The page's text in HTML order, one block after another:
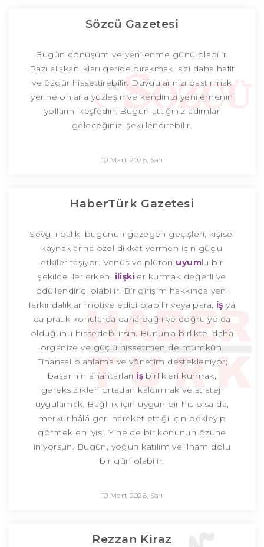
Sözcü Gazetesi
Bugün dönüşüm ve yenilenme günü olabilir.
Bazı alışkanlıkları geride bırakmak, sizi daha hafif
ve özgür hissettirebilir. Duygularınızı bastırmak
yerine onlarla yüzleşin ve kendinizi yenilemenin
yollarını keşfedin. Bugün attığınız adımlar
geleceğinizi şekillendirebilir.
10 Mart 2026, Salı
HaberTürk Gazetesi
Sevgili balık, bugünün gezegen geçişleri, kişisel
kaynaklarına özel dikkat vermen için güçlü
etkiler taşıyor. Venüs ve plüton uyumlu bir
şekilde ilerlerken, ilişkiler kurmak değerli ve
ödüllendirici olabilir. Bir girişim hakkında yeni
farkındalıklar motive edici olabilir veya para, işya
da pratik konularda daha bağlı ve doğru yolda
olduğunu hissedebilirsin. Bununla birlikte, daha
organize ve güçlü hissetmen de mümkün.
Finansal planlama ve yönetim destekleniyor;
başarının anahtarları iş birlikleri kurmak,
gereksizlikleri ortadan kaldırmak ve strateji
uygulamak. Bağlılık için uygun bir his olsa da,
merkür hâlâ geri hareket ettiği için bekleyip
görmek en iyisi. Yine de bir konunun özüne
iniyorsun. Bugün, yoğun katılım ve ilham dolu
bir gün olabilir.
10 Mart 2026, Salı
Rezzan Kiraz